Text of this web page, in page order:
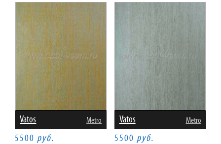
Vatos Metro
5500 руб.
Vatos Metro
5500 руб.